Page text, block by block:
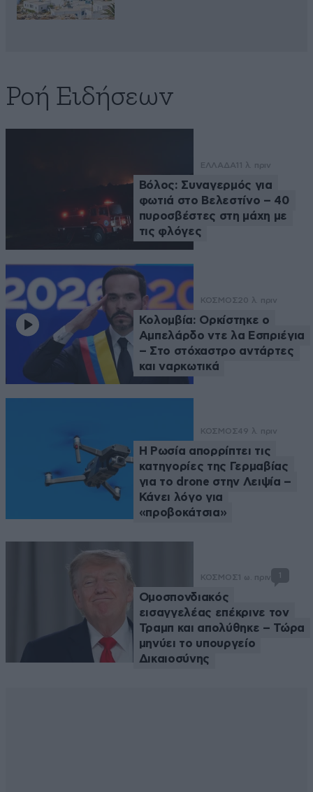
Ροή Ειδήσεων
ΕΛΛΑΔΑ 11 λ. πριν
Βόλος: Συναγερμός για
φωτιά στο Βελεστίνο – 40
πυροσβέστες στη μάχη με
τις φλόγες
ΚΟΣΜΟΣ20 λ. πριν
Κολομβία: Ορκίστηκε ο
Αμπελάρδο ντε λα Εσπριέγια
– Στο στόχαστρο αντάρτες
και ναρκωτικά
ΚΟΣΜΟΣ49 λ. πριν
Η Ρωσία απορρίπτει τις
κατηγορίες της Γερμαβίας
για το drone στην Λειψία –
Κάνει λόγο για
«προβοκάτσια»
ΚΟΣΜΟΣ 1 ω. πριν
Ομοσπονδιακός
εισαγγελέας επέκρινε τον
Τραμπ και απολύθηκε – Τώρα
μηνύει το υπουργείο
Δικαιοσύνης